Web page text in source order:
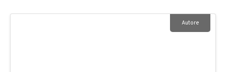
Autore